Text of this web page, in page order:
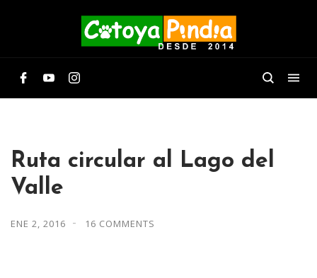
Ruta circular al Lago del
Valle
ENE 2, 2016 16 COMMENTS